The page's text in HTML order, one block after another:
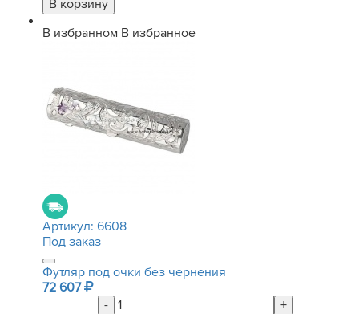
В избранном В избранное
Артикул: 6608
Под заказ
Футляр под очки без чернения
72 607
-
+